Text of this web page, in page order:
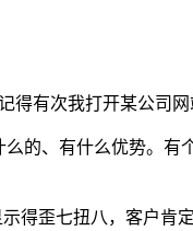
有次我打开某公司
的、有什么优势。
得歪七扭八，客户